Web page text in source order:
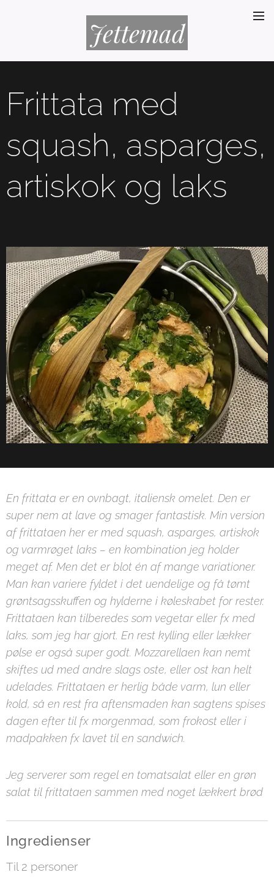
Jettemad
Frittata med
squash, asparges,
artiskok og laks
En frittata er en ovnbagt, italiensk omelet. Den er
super nem at lave og smager fantastisk. Min version
af frittataen her er med squash, asparges, artiskok
og varmrøget laks – en kombination jeg holder
meget af. Men det er blot én af mange variationer.
Man kan variere fyldet i det uendelige og få tømt
grøntsagsskuffen og hylderne i køleskabet for rester.
Frittataen kan tilberedes som vegetar eller fx med
laks, som jeg har gjort. En rest kylling eller lækker
pølse er også super godt. Mozzarellaen kan nemt
skiftes ud med andre slags oste, eller ost kan helt
udelades. Frittataen er herlig både varm, lun eller
kold, så en rest fra aftensmaden kan sagtens spises
dagen efter til fx morgenmad, som frokost eller i
madpakken fx lavet til en sandwich.
Jeg serverer som regel en tomatsalat eller en grøn
salat til frittataen sammen med noget lækkert brød
Ingredienser
Til 2 personer